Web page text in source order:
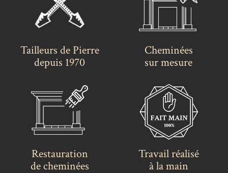
Tailleurs de Pierre
depuis 1970
Cheminées
sur mesure
Restauration
de cheminées
Travail réalisé
à la main